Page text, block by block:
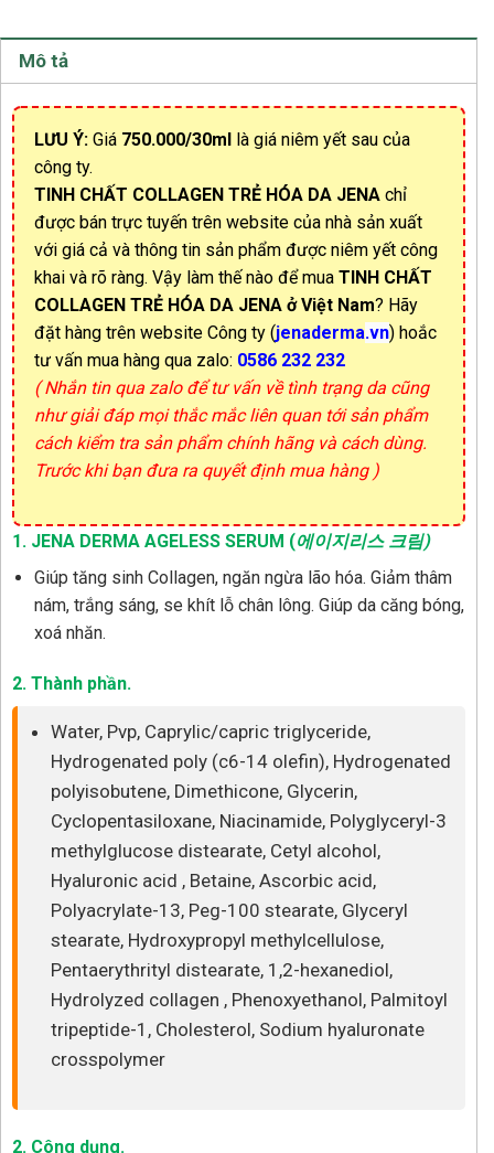
Mô tả
LƯU Ý: Giá 750.000/30ml là giá niêm yết sau của
công ty.
TINH CHẤT COLLAGEN TRẺ HÓA DA JENA chỉ
được bán trực tuyến trên website của nhà sản xuất
với giá cả và thông tin sản phẩm được niêm yết công
khai và rõ ràng. Vậy làm thế nào để mua TINH CHẤT
COLLAGEN TRẺ HÓA DA JENA ở Việt Nam? Hãy
đặt hàng trên website Công ty (jenaderma.vn) hoắc
tư vấn mua hàng qua zalo: 0586 232 232
( Nhắn tin qua zalo để tư vấn về tình trạng da cũng
như giải đáp mọi thắc mắc liên quan tới sản phẩm
cách kiểm tra sản phẩm chính hãng và cách dùng.
Trước khi bạn đưa ra quyết định mua hàng )
1. JENA DERMA AGELESS SERUM (에이지리스 크림)
Giúp tăng sinh Collagen, ngăn ngừa lão hóa. Giảm thâm
nám, trắng sáng, se khít lỗ chân lông. Giúp da căng bóng,
xoá nhăn.
2. Thành phần.
Water, Pvp, Caprylic/capric triglyceride,
Hydrogenated poly (c6-14 olefin), Hydrogenated
polyisobutene, Dimethicone, Glycerin,
Cyclopentasiloxane, Niacinamide, Polyglyceryl-3
methylglucose distearate, Cetyl alcohol,
Hyaluronic acid , Betaine, Ascorbic acid,
Polyacrylate-13, Peg-100 stearate, Glyceryl
stearate, Hydroxypropyl methylcellulose,
Pentaerythrityl distearate, 1,2-hexanediol,
Hydrolyzed collagen , Phenoxyethanol, Palmitoyl
tripeptide-1, Cholesterol, Sodium hyaluronate
crosspolymer
2. Công dụng.